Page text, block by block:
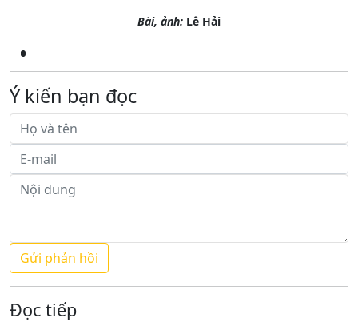
Bài, ảnh: Lê Hải
Ý kiến bạn đọc
Đọc tiếp